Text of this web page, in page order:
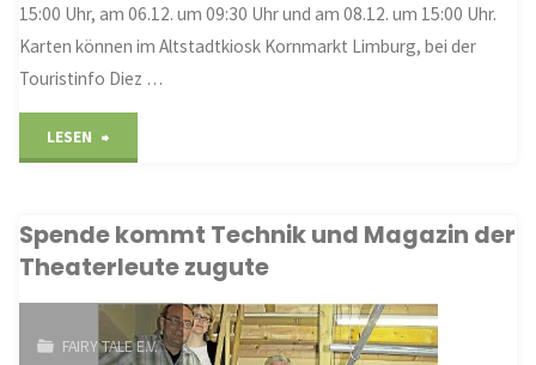
15:00 Uhr, am 06.12. um 09:30 Uhr und am 08.12. um 15:00 Uhr.
Karten können im Altstadtkiosk Kornmarkt Limburg, bei der
Touristinfo Diez …
LESEN
Holzheim
Spende kommt Technik und Magazin der
Theaterleute zugute
FAIRY TALE E.V.